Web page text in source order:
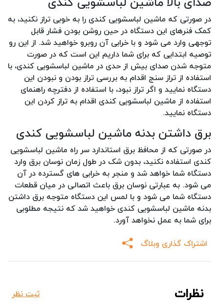
در صورتی که ماشین لباسشویی کندی را به خوبی تراز نکنید، به
کمک فنرهای این دستگاه در حین روشن بودن فشار قابل
توجهی وارد می شود و با خرابی آن روبرو خواهید شد. از این رو
توصیه ابتدایی که برای شما داریم این است که در صورت
متوجه شدن صدای بیش از حدی در ماشین لباسشویی کندی، با
استفاده از تراز سنج اقدام به بررسی تراز بودن و نبودن این
دستگاه نمایید و اگر تراز نبود، با استفاده از دفترچه راهنمای
استفاده از ماشین لباسشویی کندی اقدام به تراز کردن این
دستگاه نمایید.
برق داشتن بدنه ماشین لباسشویی کندی
در صورتی که از محافظ برق استاندارد سر راه ماشین لباسشویی
کندی استفاده نکنید، بدون شک در طول زمان نوسان برق وارد
دستگاه شما خواهد شد و منجر به خرابی های گسترده در آن
می شود. به عبارتی نوسان برق باعث اتصالی در میان قطعات
دستگاه شما می شود و با لمس این دستگاه متوجه برق داشتن
بدنه ماشین لباسشویی کندی خواهید شد که نتیجه مطلوبی
برای شما به عمل نخواهد آورد.
اشتراک گذاری وبلاگ
نظرات ثبت نظر